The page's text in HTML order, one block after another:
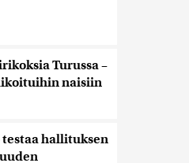
Turussa –
naisiin
testaa hallituksen